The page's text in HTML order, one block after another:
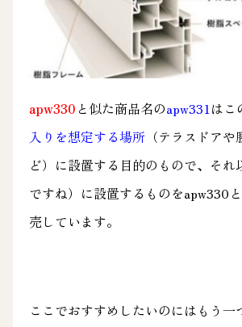
apw330 と似た商品名のapw331 はこ
入りを想定する場所（テラスドアや
ど）に設置する目的のもので、それ
ですね）に設置するものをapw330
売しています。
ここでおすすめしたいのにはもう一